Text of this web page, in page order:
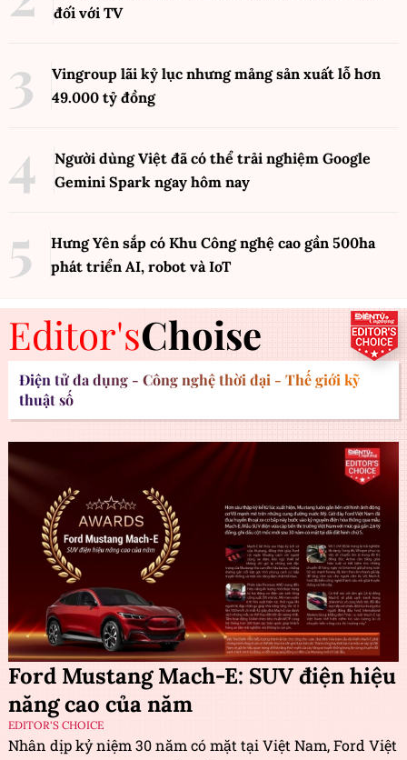
đối với TV
Vingroup lãi kỷ lục nhưng mảng sản xuất lỗ hơn
49.000 tỷ đồng
Người dùng Việt đã có thể trải nghiệm Google
Gemini Spark ngay hôm nay
Hưng Yên sắp có Khu Công nghệ cao gần 500ha
phát triển AI, robot và IoT
Editor'sChoise
Điện tử đa dụng - Công nghệ thời đại - Thế giới kỹ
thuật số
Ford Mustang Mach-E: SUV điện hiệu
năng cao của năm
EDITOR'S CHOICE
Nhân dịp kỷ niệm 30 năm có mặt tại Việt Nam, Ford Việt